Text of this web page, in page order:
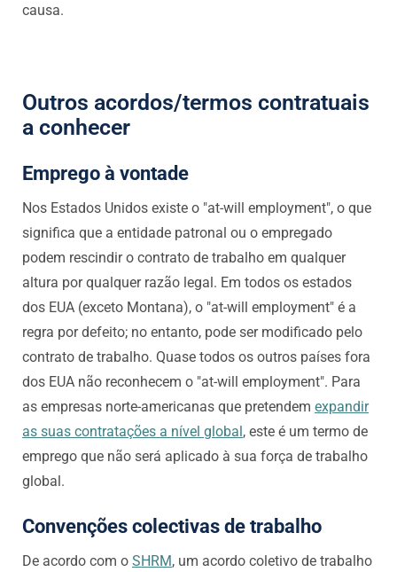
causa.
Outros acordos/termos contratuais
a conhecer
Emprego à vontade
Nos Estados Unidos existe o "at-will employment", o que
significa que a entidade patronal ou o empregado
podem rescindir o contrato de trabalho em qualquer
altura por qualquer razão legal. Em todos os estados
dos EUA (exceto Montana), o "at-will employment" é a
regra por defeito; no entanto, pode ser modificado pelo
contrato de trabalho. Quase todos os outros países fora
dos EUA não reconhecem o "at-will employment". Para
as empresas norte-americanas que pretendem expandir
as suas contratações a nível global , este é um termo de
emprego que não será aplicado à sua força de trabalho
global.
Convenções colectivas de trabalho
De acordo com o SHRM, um acordo coletivo de trabalho